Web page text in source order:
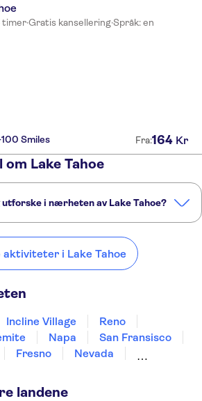
timer·Gratis kansellering·Språk: en
Smiles Fra:164 Kr
Lake Tahoe
i nærheten av Lake Tahoe?
aktiviteter i Lake Tahoe
Incline Village
Reno
Napa
San Fransisco
Fresno
Nevada
San Luis Obispo
landene